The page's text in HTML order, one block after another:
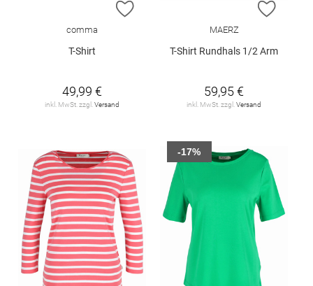
ZUR WUNSCHLISTE HINZUFÜGEN
comma
T-Shirt
49,99 €
inkl. MwSt. zzgl. Versand
ZUR
MAERZ
T-Shirt Rundhals 1/2 Arm
59,95 €
inkl. MwSt. zzgl. Versand
-17%